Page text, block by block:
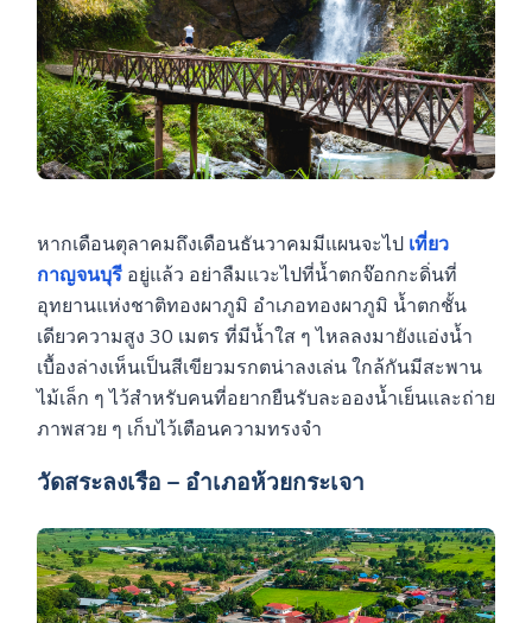
หากเดือนตุลาคมถึงเดือนธันวาคมมีแผนจะไป เที่ยว
กาญจนบุรี อยู่แล้ว อย่าลืมแวะไปที่น้ำตกจ๊อกกะดิ่นที่
อุทยานแห่งชาติทองผาภูมิ อำเภอทองผาภูมิ น้ำตกชั้น
เดียวความสูง 30 เมตร ที่มีน้ำใส ๆ ไหลลงมายังแอ่งน้ำ
เบื้องล่างเห็นเป็นสีเขียวมรกตน่าลงเล่น ใกล้กันมีสะพาน
ไม้เล็ก ๆ ไว้สำหรับคนที่อยากยืนรับละอองน้ำเย็นและถ่าย
ภาพสวย ๆ เก็บไว้เตือนความทรงจำ
วัดสระลงเรือ – อำเภอห้วยกระเจา